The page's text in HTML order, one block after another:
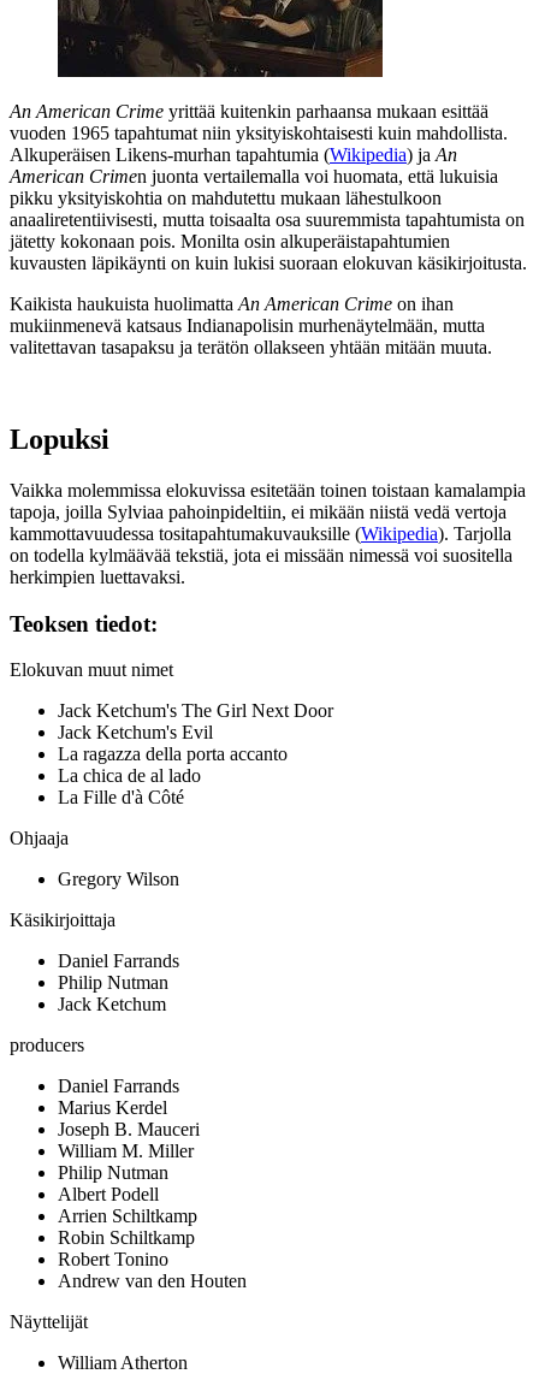
An American Crime yrittää kuitenkin parhaansa mukaan esittää
vuoden 1965 tapahtumat niin yksityiskohtaisesti kuin mahdollista.
Alkuperäisen Likens-murhan tapahtumia (Wikipedia) ja An
American Crimen juonta vertailemalla voi huomata, että lukuisia
pikku yksityiskohtia on mahdutettu mukaan lähestulkoon
anaaliretentiivisesti, mutta toisaalta osa suuremmista tapahtumista on
jätetty kokonaan pois. Monilta osin alkuperäistapahtumien
kuvausten läpikäynti on kuin lukisi suoraan elokuvan käsikirjoitusta.
Kaikista haukuista huolimatta An American Crime on ihan
mukiinmenevä katsaus Indianapolisin murhenäytelmään, mutta
valitettavan tasapaksu ja terätön ollakseen yhtään mitään muuta.
Lopuksi
Vaikka molemmissa elokuvissa esitetään toinen toistaan kamalampia
tapoja, joilla Sylviaa pahoinpideltiin, ei mikään niistä vedä vertoja
kammottavuudessa tositapahtumakuvauksille (Wikipedia). Tarjolla
on todella kylmäävää tekstiä, jota ei missään nimessä voi suositella
herkimpien luettavaksi.
Teoksen tiedot:
Elokuvan muut nimet
Jack Ketchum's The Girl Next Door
Jack Ketchum's Evil
La ragazza della porta accanto
La chica de al lado
La Fille d'à Côté
Ohjaaja
Gregory Wilson
Käsikirjoittaja
Daniel Farrands
Philip Nutman
Jack Ketchum
producers
Daniel Farrands
Marius Kerdel
Joseph B. Mauceri
William M. Miller
Philip Nutman
Albert Podell
Arrien Schiltkamp
Robin Schiltkamp
Robert Tonino
Andrew van den Houten
Näyttelijät
William Atherton